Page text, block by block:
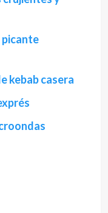
picante
kebab casera